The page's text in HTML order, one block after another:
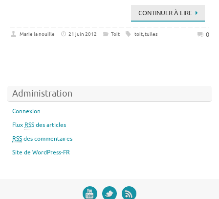
CONTINUER À LIRE
Marie la nouille 21 juin 2012 Toit toit,tuiles 0
Administration
Connexion
Flux RSSdes articles
RSSdes commentaires
Site de WordPress-FR